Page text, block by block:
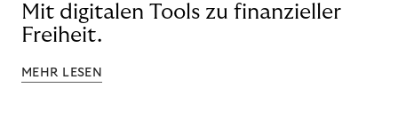
Mit digitalen Tools zu finanzieller
Freiheit.
MEHR LESEN